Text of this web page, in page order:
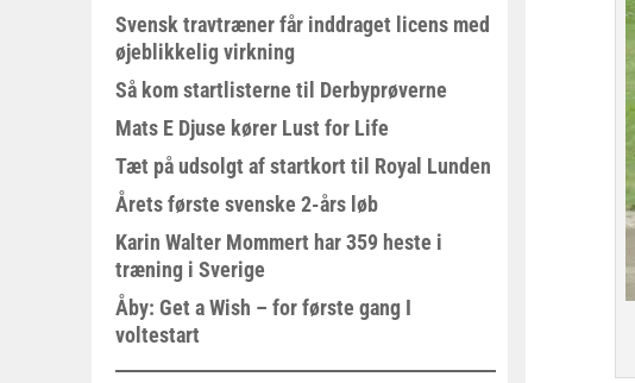
Svensk travtræner får inddraget licens med
øjeblikkelig virkning
Så kom startlisterne til Derbyprøverne
Mats E Djuse kører Lust for Life
Tæt på udsolgt af startkort til Royal Lunden
Årets første svenske 2-års løb
Karin Walter Mommert har 359 heste i
træning i Sverige
Åby: Get a Wish – for første gang I
voltestart